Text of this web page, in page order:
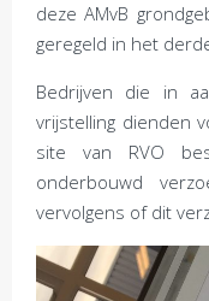
deze AMvB
geregeld in het
Bedrijven die in
vrijstelling dienden
site van RVO
onderbouwd
vervolgens of dit